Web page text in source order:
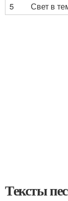
5
Свет в
Тексты